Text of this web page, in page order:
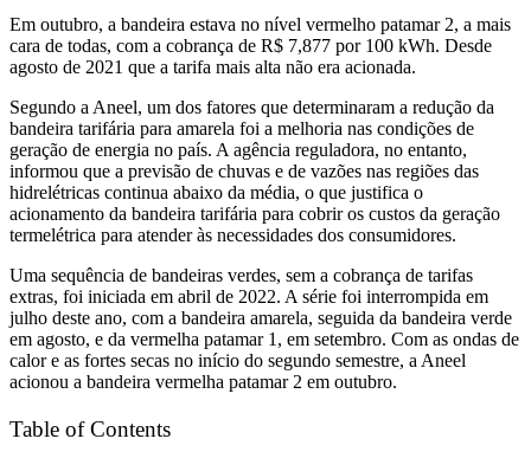
Em outubro, a bandeira estava no nível vermelho patamar 2, a mais
cara de todas, com a cobrança de R$ 7,877 por 100 kWh. Desde
agosto de 2021 que a tarifa mais alta não era acionada.
Segundo a Aneel, um dos fatores que determinaram a redução da
bandeira tarifária para amarela foi a melhoria nas condições de
geração de energia no país. A agência reguladora, no entanto,
informou que a previsão de chuvas e de vazões nas regiões das
hidrelétricas continua abaixo da média, o que justifica o
acionamento da bandeira tarifária para cobrir os custos da geração
termelétrica para atender às necessidades dos consumidores.
Uma sequência de bandeiras verdes, sem a cobrança de tarifas
extras, foi iniciada em abril de 2022. A série foi interrompida em
julho deste ano, com a bandeira amarela, seguida da bandeira verde
em agosto, e da vermelha patamar 1, em setembro. Com as ondas de
calor e as fortes secas no início do segundo semestre, a Aneel
acionou a bandeira vermelha patamar 2 em outubro.
Table of Contents